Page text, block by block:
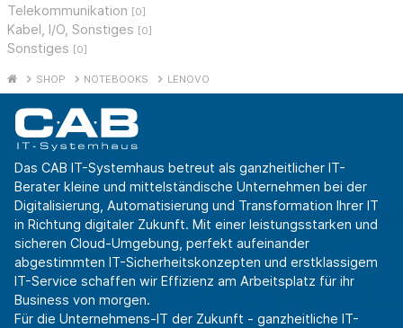
Telekommunikation [0]
Kabel, I/O, Sonstiges [0]
Sonstiges [0]
SHOP NOTEBOOKS LENOVO
Das CAB IT-Systemhaus betreut als ganzheitlicher IT-
Berater kleine und mittelständische Unternehmen bei der
Digitalisierung, Automatisierung und Transformation Ihrer IT
in Richtung digitaler Zukunft. Mit einer leistungsstarken und
sicheren Cloud-Umgebung, perfekt aufeinander
abgestimmten IT-Sicherheitskonzepten und erstklassigem
IT-Service schaffen wir Effizienz am Arbeitsplatz für ihr
Business von morgen.
Für die Unternehmens-IT der Zukunft - ganzheitliche IT-